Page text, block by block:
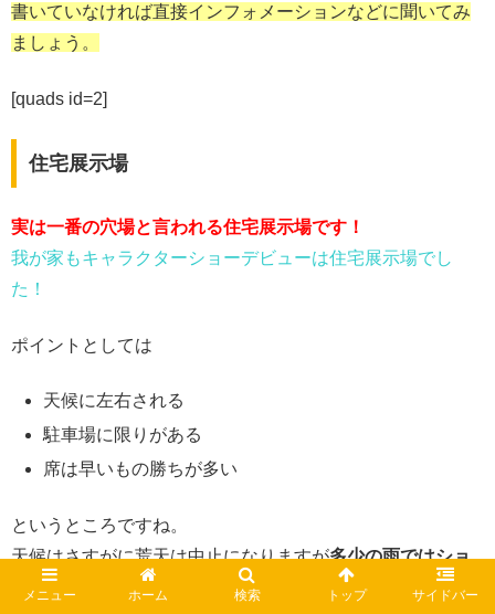
書いていなければ直接インフォメーションなどに聞いてみ
ましょう。
[quads id=2]
住宅展示場
実は一番の穴場と言われる住宅展示場です！
我が家もキャラクターショーデビューは住宅展示場でし
た！
ポイントとしては
天候に左右される
駐車場に限りがある
席は早いもの勝ちが多い
というところですね。
天候はさすがに荒天は中止になりますが多少の雨ではショ
ーが行われれます。
メニュー ホーム 検索 トップ サイドバー